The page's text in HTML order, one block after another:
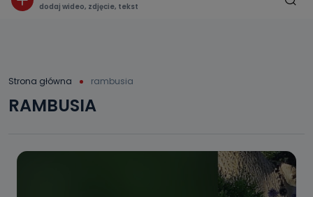
dodaj wideo, zdjęcie, tekst
Strona główna rambusia
RAMBUSIA